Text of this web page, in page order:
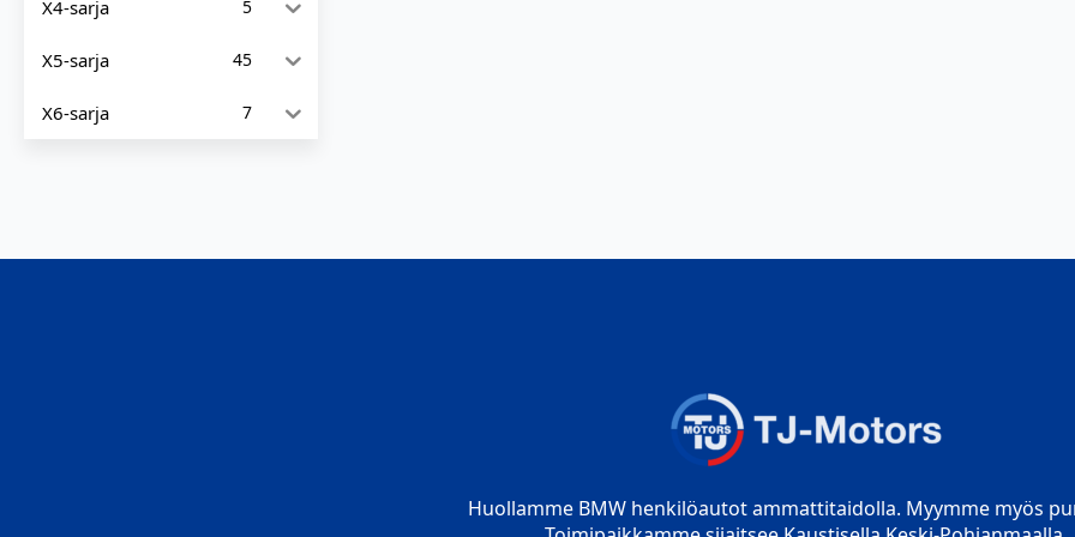
X4-sarja 5
X5-sarja 45
X6-sarja 7
Huollamme BMW henkilöautot ammattitaidolla. Myymme myös